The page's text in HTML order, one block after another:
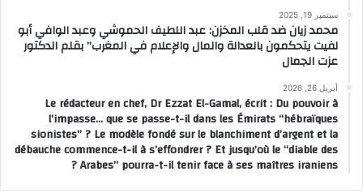
سبتمبر 19, 2025
محمد زيان ضد قلب المخزن: عبد اللطيف الحموشي وعبد الوافي أبو
لفيت يتحكمون بالعدالة والمال والإعلام في المغرب” بقلم الدكتور
عزت الجمال
أبريل 26, 2026
Le rédacteur en chef, Dr Ezzat El-Gamal, écrit : Du pouvoir à
l’impasse… que se passe-t-il dans les Émirats “hébraïques
sionistes” ? Le modèle fondé sur le blanchiment d’argent et la
débauche commence-t-il à s’effondrer ? Et jusqu’où le “diable des
Arabes” pourra-t-il tenir face à ses maîtres iraniens ?